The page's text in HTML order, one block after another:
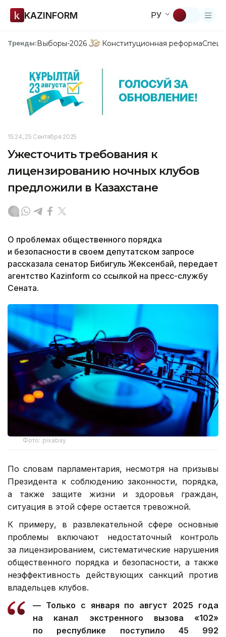
KAZINFORM РУ
Тренды:Выборы-2026 Конституционная реформа
15:24, 25 Сентября 2025
Ужесточить требования к
лицензированию ночных клубов
предложили в Казахстане
О проблемах общественного порядка
и безопасности в своем депутатском запросе
рассказала сенатор Бибигуль Жексенбай, передает
агентство Kazinform со ссылкой на пресс-службу
Сената.
Фото: pixabay
По словам парламентария, несмотря на призывы
Президента к соблюдению законности, порядка,
а также защите жизни и здоровья граждан,
ситуация в этой сфере остается тревожной.
К примеру, в развлекательной сфере основные
проблемы включают недостаточный контроль
за лицензированием, систематические нарушения
общественного порядка и безопасности, а также
неэффективность действующих санкций против
владельцев клубов.
— Только с января по август 2025 года
на канал экстренного вызова «102»
по республике поступило 45 992